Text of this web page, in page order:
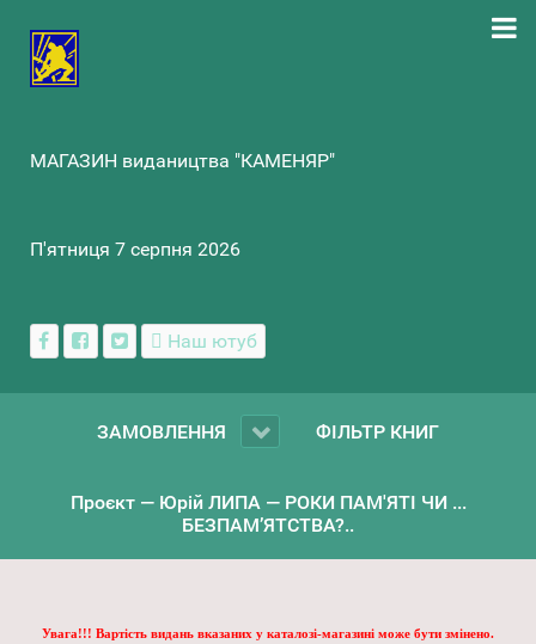
МАГАЗИН видаництва "КАМЕНЯР"
П'ятниця 7 серпня 2026
Наш ютуб
ЗАМОВЛЕННЯ ФІЛЬТР КНИГ
Проєкт — Юрій ЛИПА — РОКИ ПАМ'ЯТІ ЧИ ...
БЕЗПАМ’ЯТСТВА?..
Увага!!! Вартість видань вказаних у каталозі-магазині може бути змінено.